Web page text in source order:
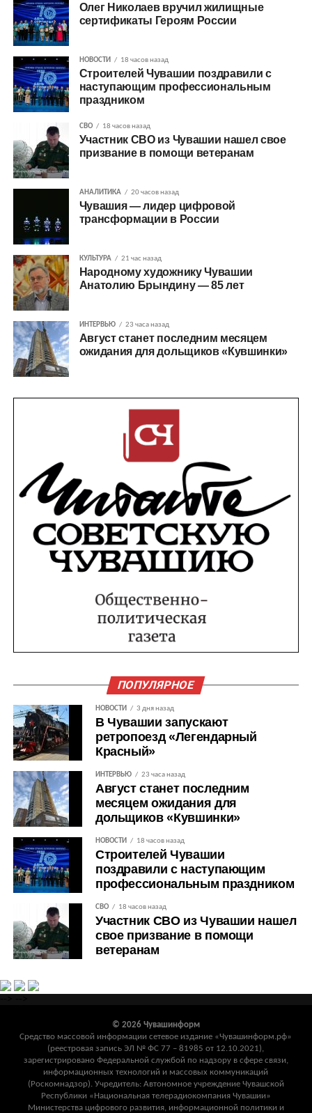
Олег Николаев вручил жилищные
сертификаты Героям России
НОВОСТИ 18 часов назад
Строителей Чувашии поздравили с
наступающим профессиональным
праздником
СВО 18 часов назад
Участник СВО из Чувашии нашел свое
призвание в помощи ветеранам
АНАЛИТИКА 20 часов назад
Чувашия — лидер цифровой
трансформации в России
КУЛЬТУРА 21 час назад
Народному художнику Чувашии
Анатолию Брындину — 85 лет
ИНТЕРВЬЮ 23 часа назад
Август станет последним месяцем
ожидания для дольщиков «Кувшинки»
ПОПУЛЯРНОЕ
НОВОСТИ 3 дня назад
В Чувашии запускают
ретропоезд «Легендарный
Красный»
ИНТЕРВЬЮ 23 часа назад
Август станет последним
месяцем ожидания для
дольщиков «Кувшинки»
НОВОСТИ 18 часов назад
Строителей Чувашии
поздравили с наступающим
профессиональным праздником
СВО 18 часов назад
Участник СВО из Чувашии нашел
свое призвание в помощи
ветеранам
© 2026 Чувашинформ
Средство массовой информации сетевое издание «Чувашинформ.рф»
(реестровая запись ЭЛ № ФС 77 – 81985 от 12.10.2021),
зарегистрировано Федеральной службой по надзору в сфере связи,
информационных технологий и массовых коммуникаций
(Роскомнадзор). Учредитель: Автономное учреждение Чувашской
Республики «Национальная телерадиокомпания Чувашии»
Министерства цифрового развития, информационной политики и